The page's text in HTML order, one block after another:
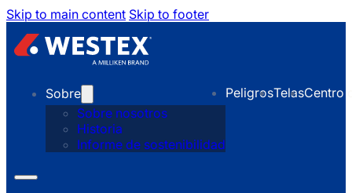
Skip to main content Skip to footer
Sobre
Sobre nosotros
Historia
Informe de sostenibilidad
PeligrosTelasCentro